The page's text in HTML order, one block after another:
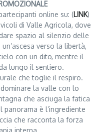
online su: (LINK)
di Valle Agricola, dove
spazio al silenzio delle
verso la libertà,
con un dito, mentre il
lungo il sentiero.
che toglie il respiro.
la valle con lo
che asciuga la fatica
è l’ingrediente
che racconta la forza
interna.